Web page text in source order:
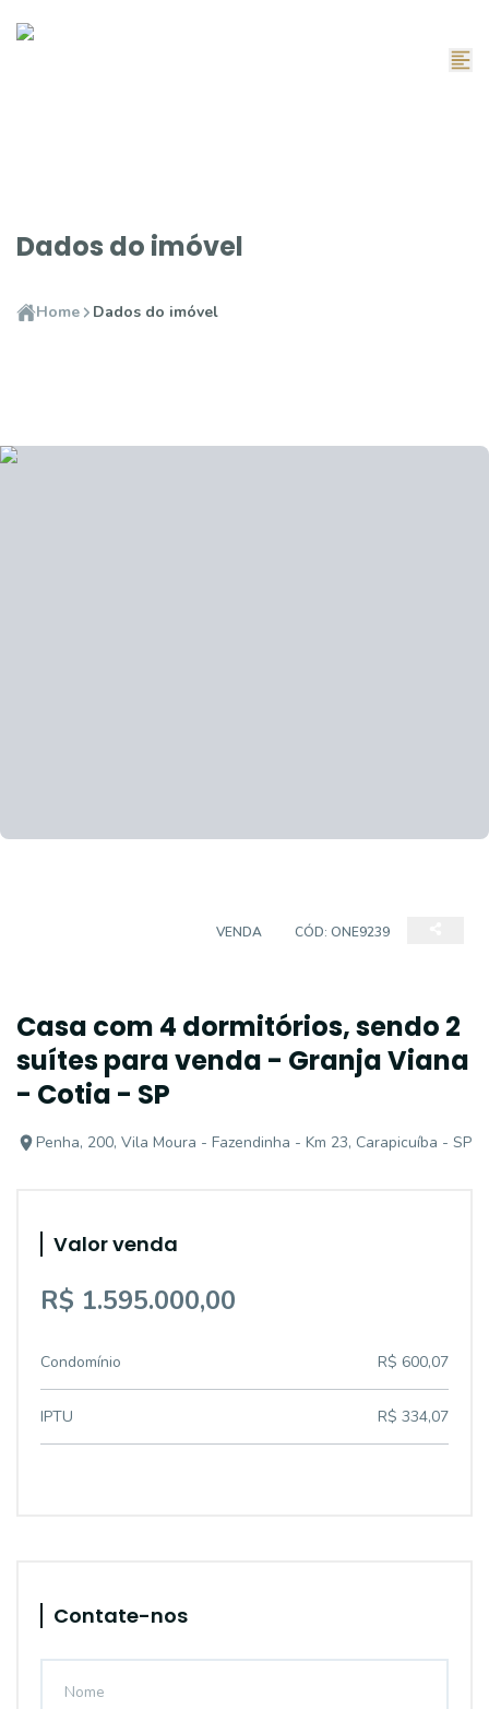
Dados do imóvel
Home Dados do imóvel
VENDA CÓD: ONE9239
Casa com 4 dormitórios, sendo 2
suítes para venda - Granja Viana
- Cotia - SP
Penha, 200, Vila Moura - Fazendinha - Km 23, Carapicuíba - SP
Valor venda
R$ 1.595.000,00
Condomínio R$ 600,07
IPTU R$ 334,07
Contate-nos